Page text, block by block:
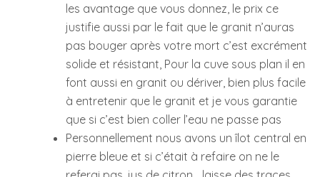
les avantage que vous donnez, le prix ce
justifie aussi par le fait que le granit n’auras
pas bouger après votre mort c’est excrément
solide et résistant, Pour la cuve sous plan il en
font aussi en granit ou dériver, bien plus facile
à entretenir que le granit et je vous garantie
que si c’est bien coller l’eau ne passe pas
Personnellement nous avons un îlot central en
pierre bleue et si c’était à refaire on ne le